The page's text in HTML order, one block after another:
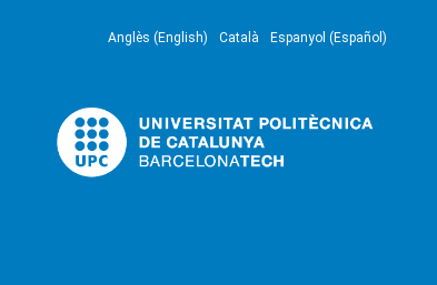
Anglès (English) Català Espanyol (Español)